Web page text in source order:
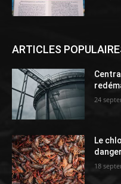
ARTICLES
24
Le
18